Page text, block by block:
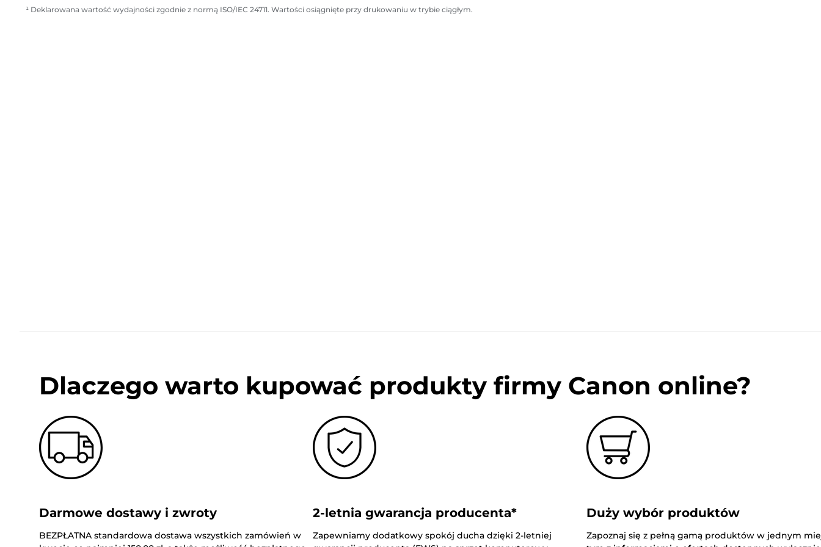
¹ Deklarowana wartość wydajności zgodnie z normą ISO/IEC 24711. Wartości osiągnięte przy drukowaniu w trybie ciągłym.
Dlaczego warto kupować produkty firmy Canon online?
Darmowe dostawy i zwroty
BEZPŁATNA standardowa dostawa wszystkich zamówień w
2-letnia gwarancja producenta*
Zapewniamy dodatkowy spokój ducha dzięki 2-letniej
Duży wybór produktów
Zapoznaj się z pełną gamą produktów w jednym